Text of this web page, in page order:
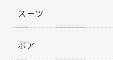
スーツ
ボア